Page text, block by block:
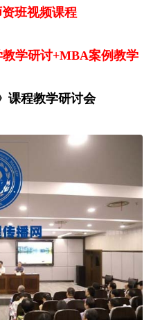
班视频课程
教学研讨+MBA案例教学
课程教学研讨会